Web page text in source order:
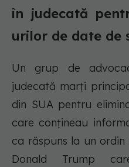
în judecată
urilor de date de
Un grup de
judecată marți
din SUA pentru
care conțineau
ca răspuns la un
Donald Trump